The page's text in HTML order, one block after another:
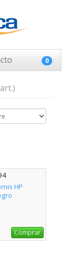
0
HP
Comprar